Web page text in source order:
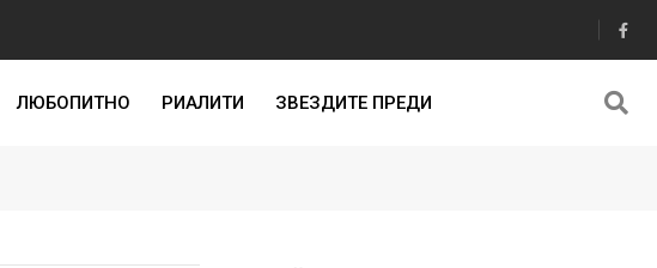
ЛЮБОПИТНО РИАЛИТИ ЗВЕЗДИТЕ ПРЕДИ